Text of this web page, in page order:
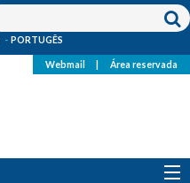
PORTUGÊS
Webmail Área reservada